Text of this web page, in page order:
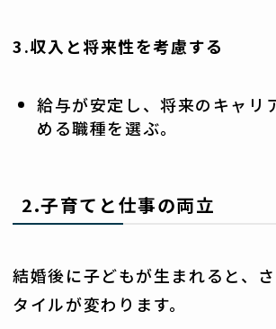
3.収入と将来性を考慮する
給与が安定し、将来のキャリ
める職種を選ぶ。
2.子育てと仕事の両立
結婚後に子どもが生まれると、
タイルが変わります。